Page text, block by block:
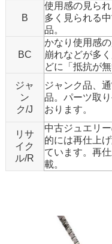
B
使用感の見ら
多く見られる
品。
BC
かなり使用感
崩れなどが多
どに「抵抗が
ジャ
ン
ク/J
ジャンク品、
品。パーツ取
おります。
リサ
イク
ル/R
中古ジュエリ
的には再仕上
ています。再
載。